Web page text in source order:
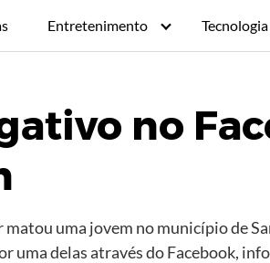
Entretenimento
no
matou uma jovem no município de
uma delas através do Facebook,